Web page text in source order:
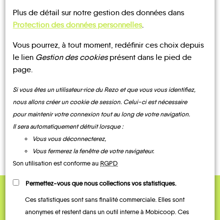
Bosgouet
Les infosMOBILITE
BUS
Plus de détail sur notre gestion des données dans
Protection des données personnelles.
Vous pourrez, à tout moment, redéfinir ces choix depuis
le lien Gestion des cookiesprésent dans le pied de
page.
Si vous êtes un utilisateur·rice du Rezo et que vous vous identifiez,
nous allons créer un cookie de session. Celui-ci est nécessaire
pour maintenir votre connexion tout au long de votre navigation.
Il sera automatiquement détruit lorsque :
Vous vous déconnecterez,
Vous fermerez la fenêtre de votre navigateur.
Son utilisation est conforme au RGPD
Permettez-vous que nous collections vos statistiques.
Ces statistiques sont sans finalité commerciale. Elles sont
anonymes et restent dans un outil interne à Mobicoop. Ces